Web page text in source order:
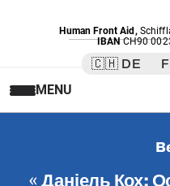
Human Front Aid ,
IBANCH90
🇨🇭 DE
MENU
«Даніель Кох: